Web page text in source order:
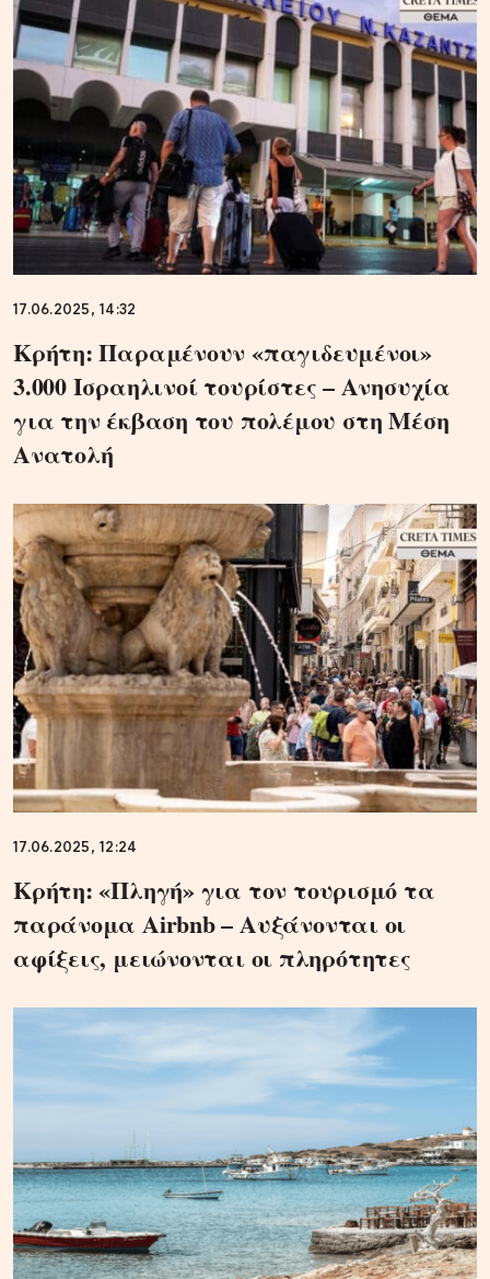
17.06.2025, 14:32
Κρήτη: Παραμένουν «παγιδευμένοι»
3.000 Ισραηλινοί τουρίστες – Ανησυχία
για την έκβαση του πολέμου στη Μέση
Ανατολή
17.06.2025, 12:24
Κρήτη: «Πληγή» για τον τουρισμό τα
παράνομα Airbnb – Αυξάνονται οι
αφίξεις, μειώνονται οι πληρότητες